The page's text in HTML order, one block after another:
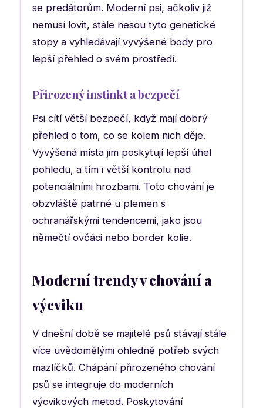
se predátorům. Moderní psi, ačkoliv již
nemusí lovit, stále nesou tyto genetické
stopy a vyhledávají vyvýšené body pro
lepší přehled o svém prostředí.
Přirozený instinkt a bezpečí
Psi cítí větší bezpečí, když mají dobrý
přehled o tom, co se kolem nich děje.
Vyvýšená místa jim poskytují lepší úhel
pohledu, a tím i větší kontrolu nad
potenciálními hrozbami. Toto chování je
obzvláště patrné u plemen s
ochranářskými tendencemi, jako jsou
němečtí ovčáci nebo border kolie.
Moderní trendy v chování a
výcviku
V dnešní době se majitelé psů stávají stále
více uvědomělými ohledně potřeb svých
mazlíčků. Chápání přirozeného chování
psů se integruje do moderních
výcvikových metod. Poskytování